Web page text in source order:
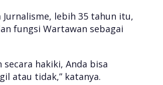
lebih 35 tahun itu,
fungsi Wartawan sebagai
hakiki, Anda bisa
atau tidak,” katanya.